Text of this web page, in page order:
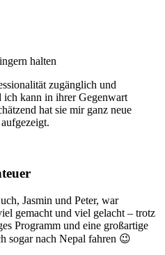
zugänglich und
kann in ihrer Gegenwart
hat sie mir ganz neue
Jasmin und Peter, war
gemacht und viel gelacht – trotz
Programm und eine großartige
sogar nach Nepal fahren 😉